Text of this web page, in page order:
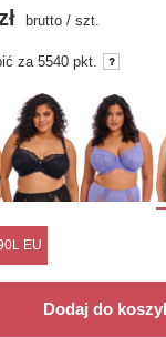
EU
brutto /szt.
za5540 pkt.
Dodaj do